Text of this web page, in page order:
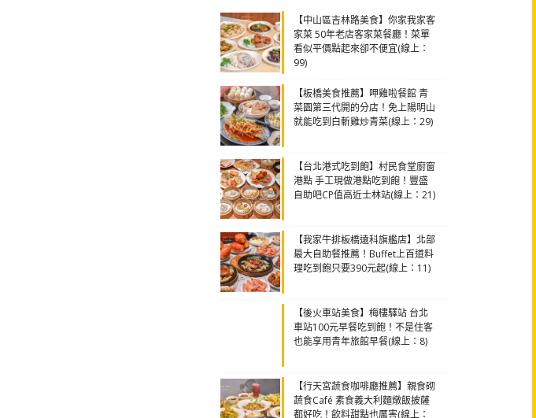
【中山區吉林路美食】你家我家客
家菜 50年老店客家菜餐廳！菜單
看似平價點起來卻不便宜(線上：
99)
【板橋美食推薦】呷雞啦餐館 青
菜園第三代開的分店！免上陽明山
就能吃到白斬雞炒青菜(線上：29)
【台北港式吃到飽】村民食堂廚窗
港點 手工現做港點吃到飽！豐盛
自助吧CP值高近士林站(線上：21)
【我家牛排板橋遠科旗艦店】北部
最大自助餐推薦！Buffet上百道料
理吃到飽只要390元起(線上：11)
【後火車站美食】梅樓驛站 台北
車站100元早餐吃到飽！不是住客
也能享用青年旅館早餐(線上：8)
【行天宮蔬食咖啡廳推薦】親食砌
蔬食Café 素食義大利麵燉飯披薩
都好吃！飲料甜點也厲害(線上：